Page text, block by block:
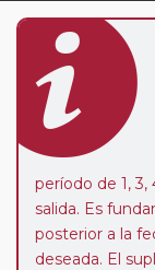
período de 1,
salida. Es
posterior a la
deseada. El